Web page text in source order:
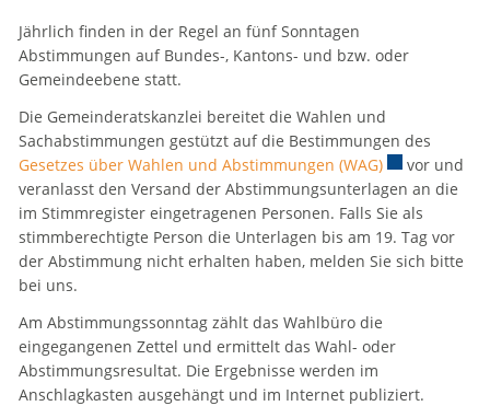
Jährlich finden in der Regel an fünf Sonntagen
Abstimmungen auf Bundes-, Kantons- und bzw. oder
Gemeindeebene statt.
Die Gemeinderatskanzlei bereitet die Wahlen und
Sachabstimmungen gestützt auf die Bestimmungen des
Gesetzes über Wahlen und Abstimmungen (WAG) Externer Link
vor und
veranlasst den Versand der Abstimmungsunterlagen an die
im Stimmregister eingetragenen Personen. Falls Sie als
stimmberechtigte Person die Unterlagen bis am 19. Tag vor
der Abstimmung nicht erhalten haben, melden Sie sich bitte
bei uns.
Am Abstimmungssonntag zählt das Wahlbüro die
eingegangenen Zettel und ermittelt das Wahl- oder
Abstimmungsresultat. Die Ergebnisse werden im
Anschlagkasten ausgehängt und im Internet publiziert.
Zugehörige Objekte